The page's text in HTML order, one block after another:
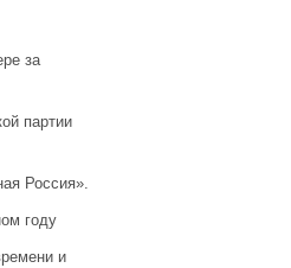
за
партии
Россия».
году
и